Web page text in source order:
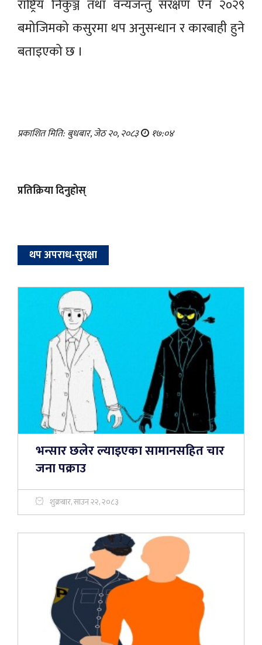
राष्ट्रिय निकुञ्ज तथा वन्यजन्तु संरक्षण ऐन २०२९
बमोजिमको कसुरमा थप अनुसन्धान र कारबाही हुने
बताइएको छ ।
प्रकाशित मिति: बुधबार, जेठ २०, २०८३ १७:०४
प्रतिक्रिया दिनुहोस्
थप अपराध-सुरक्षा
भन्सार छलेर ल्याइएका सामानसहित चार
जना पक्राउ
शुक्रबार, साउन २२, २०८३